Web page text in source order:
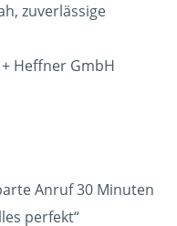
zuverlässige
Heffner GmbH
Anruf 30 Minuten
perfekt“